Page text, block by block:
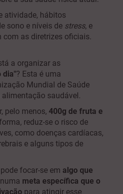
atividade, hábitos
sono e níveis de stress, e
as diretrizes oficiais.
a organizar as
dia"? Esta é uma
Mundial de Saúde
saudável.
pelo menos, 400g de fruta e
reduz-se o risco de
como doenças cardíacas,
e alguns tipos de
focar-se em algo que
meta específica que o
para atingir esse